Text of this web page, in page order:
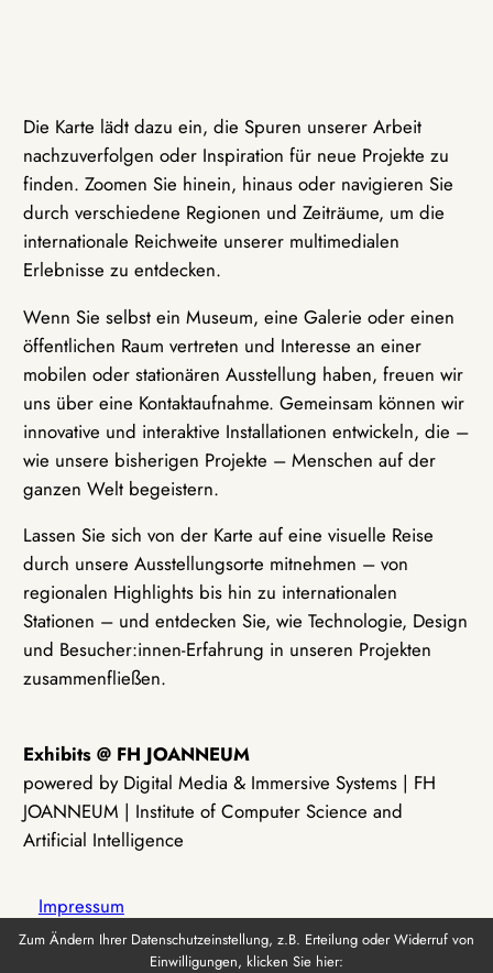
Die Karte lädt dazu ein, die Spuren unserer Arbeit
nachzuverfolgen oder Inspiration für neue Projekte zu
finden. Zoomen Sie hinein, hinaus oder navigieren Sie
durch verschiedene Regionen und Zeiträume, um die
internationale Reichweite unserer multimedialen
Erlebnisse zu entdecken.
Wenn Sie selbst ein Museum, eine Galerie oder einen
öffentlichen Raum vertreten und Interesse an einer
mobilen oder stationären Ausstellung haben, freuen wir
uns über eine Kontaktaufnahme. Gemeinsam können wir
innovative und interaktive Installationen entwickeln, die –
wie unsere bisherigen Projekte – Menschen auf der
ganzen Welt begeistern.
Lassen Sie sich von der Karte auf eine visuelle Reise
durch unsere Ausstellungsorte mitnehmen – von
regionalen Highlights bis hin zu internationalen
Stationen – und entdecken Sie, wie Technologie, Design
und Besucher:innen-Erfahrung in unseren Projekten
zusammenfließen.
Exhibits @ FH JOANNEUM
powered by Digital Media & Immersive Systems | FH
JOANNEUM | Institute of Computer Science and
Artificial Intelligence
Impressum
Zum Ändern Ihrer Datenschutzeinstellung, z.B. Erteilung oder Widerruf von
Einwilligungen, klicken Sie hier: